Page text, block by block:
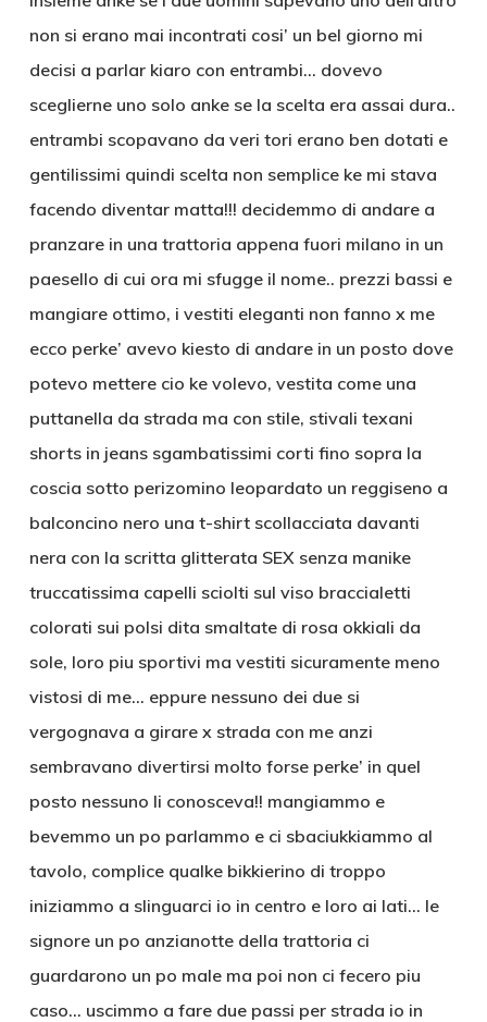
non si erano mai incontrati cosi’ un bel giorno mi
decisi a parlar kiaro con entrambi… dovevo
sceglierne uno solo anke se la scelta era assai dura..
entrambi scopavano da veri tori erano ben dotati e
gentilissimi quindi scelta non semplice ke mi stava
facendo diventar matta!!! decidemmo di andare a
pranzare in una trattoria appena fuori milano in un
paesello di cui ora mi sfugge il nome.. prezzi bassi e
mangiare ottimo, i vestiti eleganti non fanno x me
ecco perke’ avevo kiesto di andare in un posto dove
potevo mettere cio ke volevo, vestita come una
puttanella da strada ma con stile, stivali texani
shorts in jeans sgambatissimi corti fino sopra la
coscia sotto perizomino leopardato un reggiseno a
balconcino nero una t-shirt scollacciata davanti
nera con la scritta glitterata SEX senza manike
truccatissima capelli sciolti sul viso braccialetti
colorati sui polsi dita smaltate di rosa okkiali da
sole, loro piu sportivi ma vestiti sicuramente meno
vistosi di me… eppure nessuno dei due si
vergognava a girare x strada con me anzi
sembravano divertirsi molto forse perke’ in quel
posto nessuno li conosceva!! mangiammo e
bevemmo un po parlammo e ci sbaciukkiammo al
tavolo, complice qualke bikkierino di troppo
iniziammo a slinguarci io in centro e loro ai lati… le
signore un po anzianotte della trattoria ci
guardarono un po male ma poi non ci fecero piu
caso… uscimmo a fare due passi per strada io in